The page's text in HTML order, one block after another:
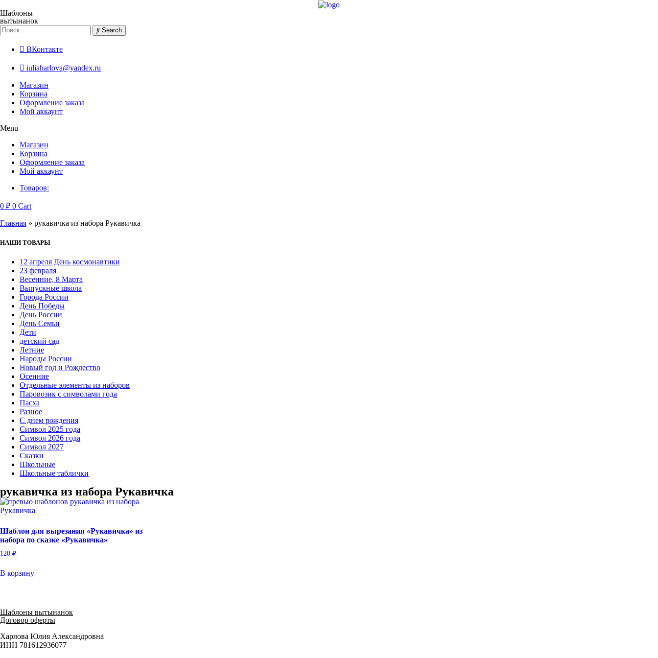
к
содержимому
Шаблоны
вытынанок
Search
ВКонтакте
iuliaharlova@yandex.ru
Магазин
Корзина
Оформление заказа
Мой аккаунт
Menu
Магазин
Корзина
Оформление заказа
Мой аккаунт
Товаров:
0 ₽ 0 Cart
Главная » рукавичка из набора Рукавичка
НАШИ ТОВАРЫ
12 апреля День космонавтики
23 февраля
Весенние, 8 Марта
Выпускные школа
Города России
День Победы
День России
День Семьи
Дети
детский сад
Летние
Народы России
Новый год и Рождество
Осенние
Отдельные элементы из наборов
Паровозик с символами года
Пасха
Разное
С днем рождения
Символ 2025 года
Символ 2026 года
Символ 2027
Сказки
Школьные
Школьные таблички
рукавичка из набора Рукавичка
Шаблон для вырезания «Рукавичка» из
набора по сказке «Рукавичка»
120 ₽
В корзину
Шаблоны вытынанок
Договор оферты
Харлова Юлия Александровна
ИНН 781612936077